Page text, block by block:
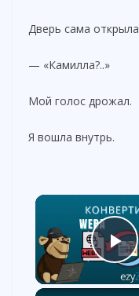
Дверь сама
— «Камилла?..»
Мой голос дрожал.
Я вошла внутрь.